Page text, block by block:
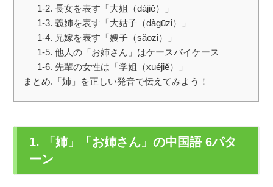
1-2. 長女を表す「大姐（dàjiě）」
1-3. 義姉を表す「大姑子（dàgūzi）」
1-4. 兄嫁を表す「嫂子（sǎozi）」
1-5. 他人の「お姉さん」はケースバイケース
1-6. 先輩の女性は「学姐（xuéjiě）」
まとめ.「姉」を正しい発音で伝えてみよう！
1. 「姉」「お姉さん」の中国語 6パタ
ーン